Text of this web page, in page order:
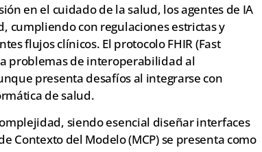
en el cuidado de la salud, los agentes de IA
cumpliendo con regulaciones estrictas y
flujos clínicos. El protocolo FHIR (Fast
problemas de interoperabilidad al
presenta desafíos al integrarse con
de salud.
siendo esencial diseñar interfaces
Contexto del Modelo (MCP) se presenta como